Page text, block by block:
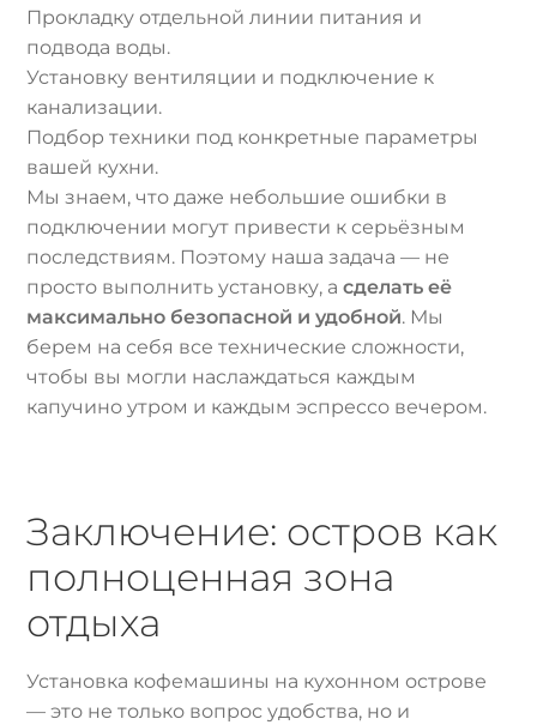
Прокладку отдельной линии питания и
подвода воды.
Установку вентиляции и подключение к
канализации.
Подбор техники под конкретные параметры
вашей кухни.
Мы знаем, что даже небольшие ошибки в
подключении могут привести к серьёзным
последствиям. Поэтому наша задача — не
просто выполнить установку, асделать её
максимально безопасной и удобной. Мы
берем на себя все технические сложности,
чтобы вы могли наслаждаться каждым
капучино утром и каждым эспрессо вечером.
Заключение: остров как
полноценная зона
отдыха
Установка кофемашины на кухонном острове
— это не только вопрос удобства, но и